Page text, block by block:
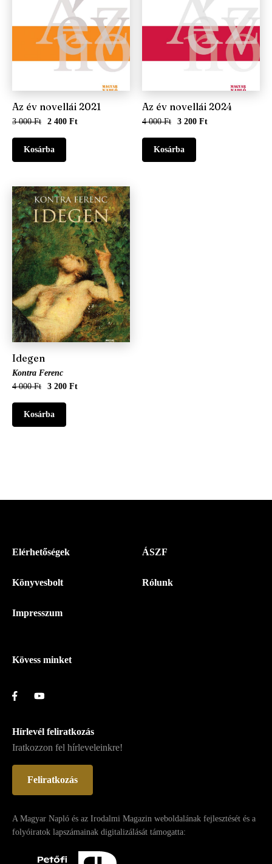
Az év novellái 2021
3 000 Ft 2 400 Ft
Az év novellái 2024
4 000 Ft 3 200 Ft
Idegen
Kontra Ferenc
4 000 Ft
3 200 Ft
Menü
Magyar
-
Elérhetőségek
Könyvesbolt
Impresszum
ÁSZF
Rólunk
Kövess minket
Hírlevél feliratkozás
Iratkozzon fel hírleveleinkre!
Feliratkozás
A Magyar Napló és az Irodalmi Magazin weboldalának fejlesztését és a
folyóiratok lapszámainak digitalizálását támogatta: